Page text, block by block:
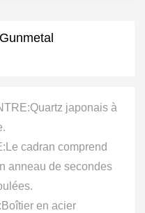
Quartz japonais à
Le cadran comprend
anneau de secondes
Boîtier en acier